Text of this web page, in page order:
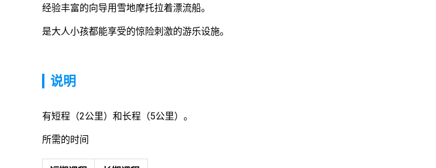
经验丰富的向导用雪地摩托拉着漂流船。
是大人小孩都能享受的惊险刺激的游乐设施。
说明
有短程（2公里）和长程（5公里）。
所需的时间